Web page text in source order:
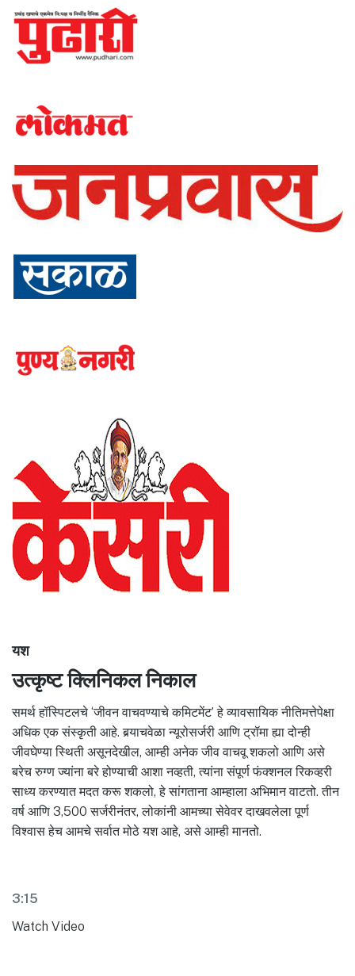
यश
उत्कृष्ट क्लिनिकल निकाल
समर्थ हॉस्पिटलचे ‘जीवन वाचवण्याचे कमिटमेंट’ हे व्यावसायिक नीतिमत्तेपेक्षा
अधिक एक संस्कृती आहे. बर्‍याचवेळा न्यूरोसर्जरी आणि ट्रॉमा ह्या दोन्ही
जीवघेण्या स्थिती असूनदेखील, आम्ही अनेक जीव वाचवू शकलो आणि असे
बरेच रुग्ण ज्यांना बरे होण्याची आशा नव्हती, त्यांना संपूर्ण फंक्शनल रिकव्हरी
साध्य करण्यात मदत करू शकलो, हे सांगताना आम्हाला अभिमान वाटतो. तीन
वर्ष आणि 3,500 सर्जरीनंतर, लोकांनी आमच्या सेवेवर दाखवलेला पूर्ण
विश्वास हेच आमचे सर्वात मोठे यश आहे, असे आम्ही मानतो.
3:15
Watch Video